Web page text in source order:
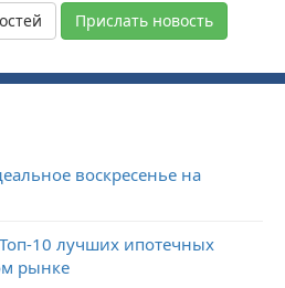
Прислать новость
воскресенье на
10 лучших ипотечных
рынке